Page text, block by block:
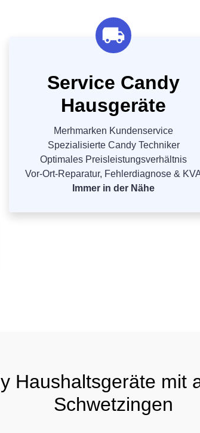
Service Candy
Hausgeräte
Merhmarken Kundenservice
Spezialisierte Candy Techniker
Optimales Preisleistungsverhältnis
Vor-Ort-Reparatur, Fehlerdiagnose &
Immer in der Nähe
Haushaltsgeräte mit
Schwetzingen